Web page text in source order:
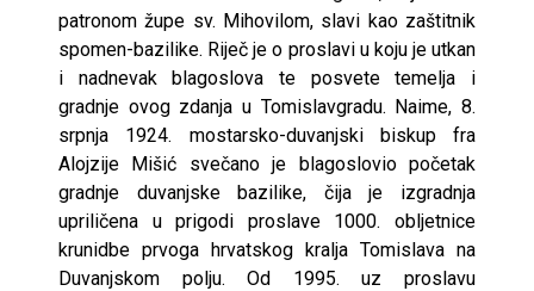
patronom župe sv. Mihovilom, slavi kao zaštitnik
spomen-bazilike. Riječ je o proslavi u koju je utkan
i nadnevak blagoslova te posvete temelja i
gradnje ovog zdanja u Tomislavgradu. Naime, 8.
srpnja 1924. mostarsko-duvanjski biskup fra
Alojzije Mišić svečano je blagoslovio početak
gradnje duvanjske bazilike, čija je izgradnja
upriličena u prigodi proslave 1000. obljetnice
krunidbe prvoga hrvatskog kralja Tomislava na
Duvanjskom polju. Od 1995. uz proslavu